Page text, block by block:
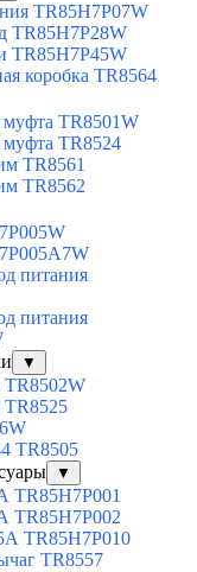
TR85H7P07W
TR85H7P28W
TR85H7P45W
коробка TR8564
муфта TR8501W
TR8524
TR8561
TR8562
питания
питания
▼
TR8502W
TR8525
TR8505
▼
TR85H7P001
TR85H7P002
TR85H7P010
TR8557